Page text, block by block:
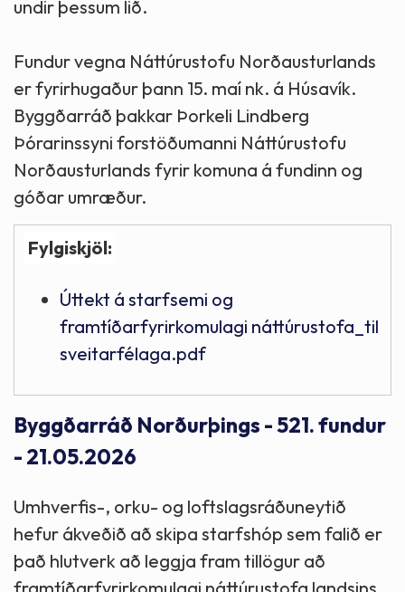
undir þessum lið.
Fundur vegna Náttúrustofu Norðausturlands
er fyrirhugaður þann 15. maí nk. á Húsavík.
Byggðarráð þakkar Þorkeli Lindberg
Þórarinssyni forstöðumanni Náttúrustofu
Norðausturlands fyrir komuna á fundinn og
góðar umræður.
Fylgiskjöl:
Úttekt á starfsemi og
framtíðarfyrirkomulagi náttúrustofa_til
sveitarfélaga.pdf
Byggðarráð Norðurþings - 521. fundur
- 21.05.2026
Umhverfis-, orku- og loftslagsráðuneytið
hefur ákveðið að skipa starfshóp sem falið er
það hlutverk að leggja fram tillögur að